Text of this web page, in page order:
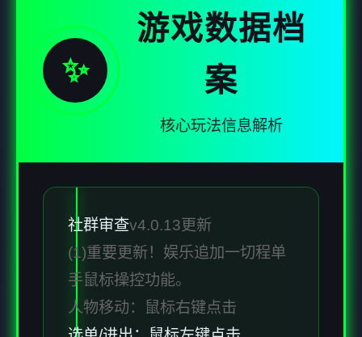
✨
游戏数据档
案
核心玩法信息解析
社群审查v4.0.13更新
(1)重要更新！娱乐追加一切程单
手鼠标操控功能。
人物移动：鼠标右键点击